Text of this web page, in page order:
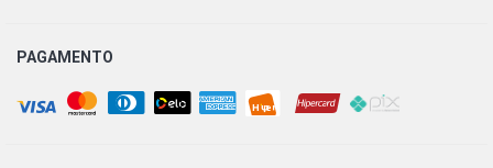
PAGAMENTO